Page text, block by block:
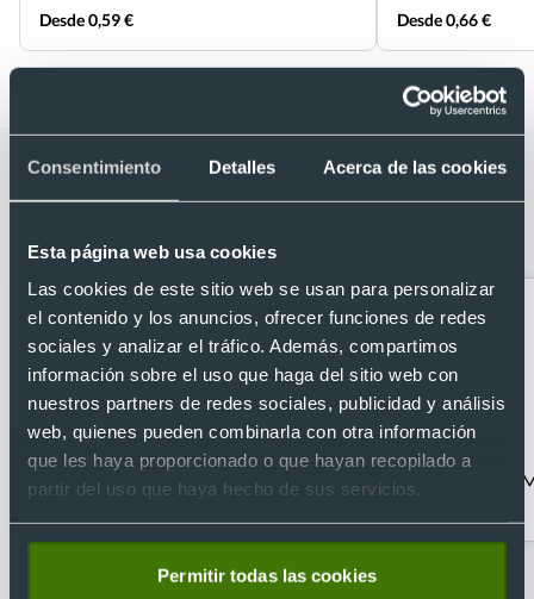
Consentimiento Detalles Acerca de las cookies
Esta página web usa cookies
Las cookies de este sitio web se usan para personalizar
el contenido y los anuncios, ofrecer funciones de redes
sociales y analizar el tráfico. Además, compartimos
información sobre el uso que haga del sitio web con
nuestros partners de redes sociales, publicidad y análisis
web, quienes pueden combinarla con otra información
que les haya proporcionado o que hayan recopilado a
partir del uso que haya hecho de sus servicios.
Permitir todas las cookies
Desde 0,59 € Desde 0,66 €
Categorías relacionadas con
Identificador de maletas aluminio
reciclado personalizado
Accesorios de viaje Almohadillas de viaje